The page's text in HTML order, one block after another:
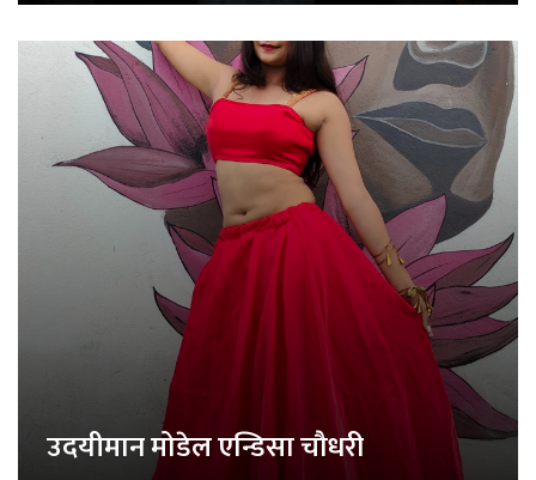
उदयीमान मोडेल एन्डिसा चौधरी